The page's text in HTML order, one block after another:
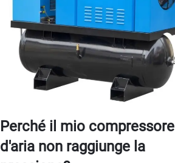
Perché il mio compressore
d'aria non raggiunge la